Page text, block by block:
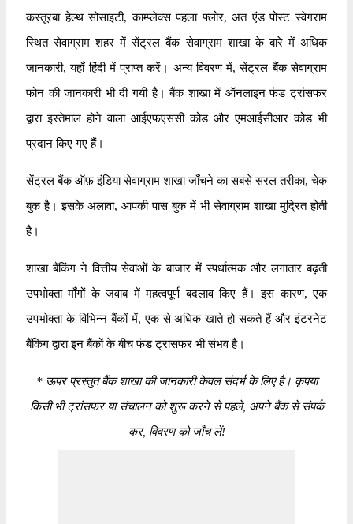
कस्तूरबा हेल्थ सोसाइटी, काम्प्लेक्स पहला फ्लोर, अत एंड पोस्ट स्वेगराम
स्थित सेवाग्राम शहर में सेंट्रल बैंक सेवाग्राम शाखा के बारे में अधिक
जानकारी, यहाँ हिंदी में प्राप्त करें। अन्य विवरण में, सेंट्रल बैंक सेवाग्राम
फोन की जानकारी भी दी गयी है। बैंक शाखा में ऑनलाइन फंड ट्रांसफर
द्वारा इस्तेमाल होने वाला आईएफएससी कोड और एमआईसीआर कोड भी
प्रदान किए गए हैं।
सेंट्रल बैंक ऑफ़ इंडिया सेवाग्राम शाखा जाँचने का सबसे सरल तरीका, चेक
बुक है। इसके अलावा, आपकी पास बुक में भी सेवाग्राम शाखा मुद्रित होती
है।
शाखा बैंकिंग ने वित्तीय सेवाओं के बाजार में स्पर्धात्मक और लगातार बढ़ती
उपभोक्ता माँगों के जवाब में महत्वपूर्ण बदलाव किए हैं। इस कारण, एक
उपभोक्ता के विभिन्न बैंकों में, एक से अधिक खाते हो सकते हैं और इंटरनेट
बैंकिंग द्वारा इन बैंकों के बीच फंड ट्रांसफर भी संभव है।
*ऊपर प्रस्तुत बैंक शाखा की जानकारी केवल संदर्भ के लिए है। कृपया
किसी भी ट्रांसफर या संचालन को शुरू करने से पहले, अपने बैंक से संपर्क
कर, विवरण को जाँच लें!